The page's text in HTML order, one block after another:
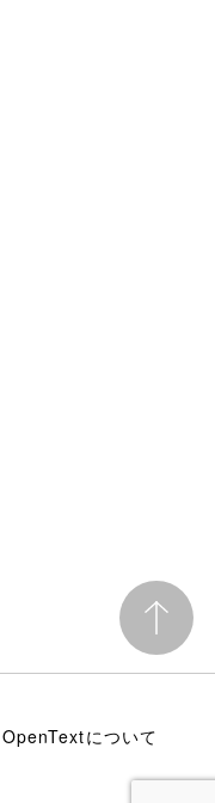
OpenTextについて